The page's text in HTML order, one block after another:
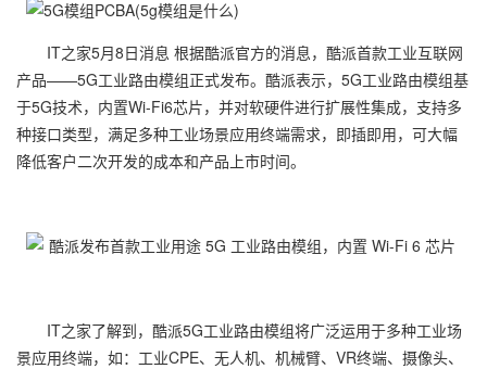
IT之家5月8日消息 根据酷派官方的消息，酷派首款工业互联网
产品——5G工业路由模组正式发布。酷派表示，5G工业路由模组基
于5G技术，内置Wi-Fi6芯片，并对软硬件进行扩展性集成，支持多
种接口类型，满足多种工业场景应用终端需求，即插即用，可大幅
降低客户二次开发的成本和产品上市时间。
IT之家了解到，酷派5G工业路由模组将广泛运用于多种工业场
景应用终端，如：工业CPE、无人机、机械臂、VR终端、摄像头、